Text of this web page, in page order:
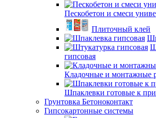
Пескобетон и смеси
Плиточный клей
гипсовая
Кладочные и монтажные
Шпаклевки готовые к
Грунтовка Бетоноконтакт
Гипсокартонные системы